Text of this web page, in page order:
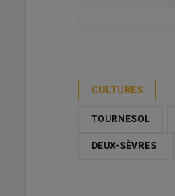
CULTURES
TOURNESOL
DEUX-SÈVRES